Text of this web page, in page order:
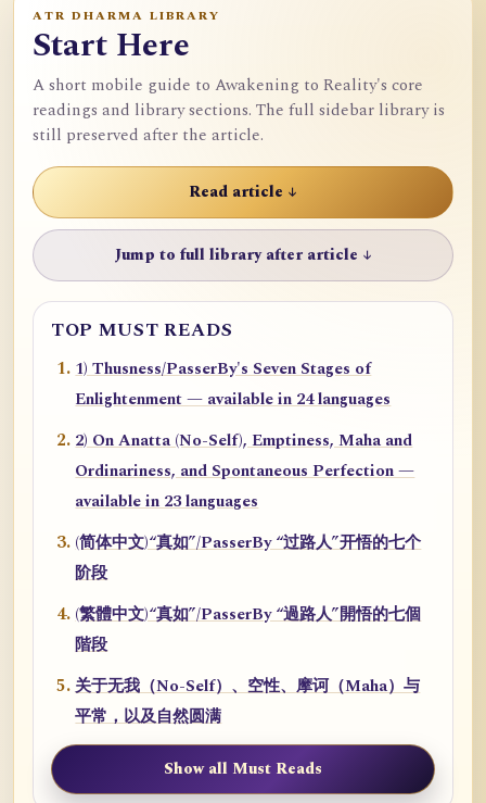
ATR DHARMA LIBRARY
Start Here
A short mobile guide to Awakening to Reality's core
readings and library sections. The full sidebar library is
still preserved after the article.
Read article ↓
Jump to full library after article ↓
TOP MUST READS
1) Thusness/PasserBy's Seven Stages of
Enlightenment — available in 24 languages
2) On Anatta (No-Self), Emptiness, Maha and
Ordinariness, and Spontaneous Perfection —
available in 23 languages
(简体中文)“真如”/PasserBy “过路人”开悟的七个
阶段
(繁體中文)“真如”/PasserBy “過路人”開悟的七個
階段
关于无我（No-Self）、空性、摩诃（Maha）与
平常，以及自然圆满
Show all Must Reads